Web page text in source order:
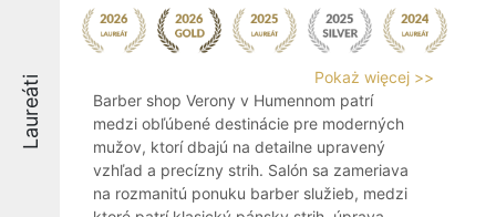
Laureáti
Pokaż więcej >>
Barber shop Verony v Humennom patrí
medzi obľúbené destinácie pre moderných
mužov, ktorí dbajú na detailne upravený
vzhľad a precízny strih. Salón sa zameriava
na rozmanitú ponuku barber služieb, medzi